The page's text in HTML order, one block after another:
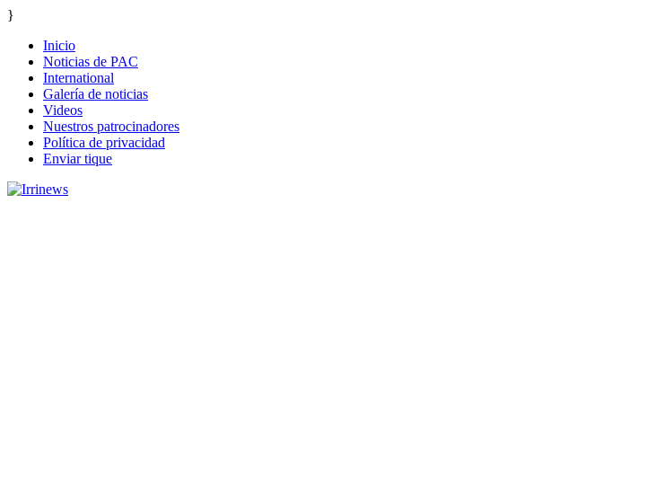
}
Inicio
Noticias de PAC
International
Galería de noticias
Videos
Nuestros patrocinadores
Política de privacidad
Enviar tique